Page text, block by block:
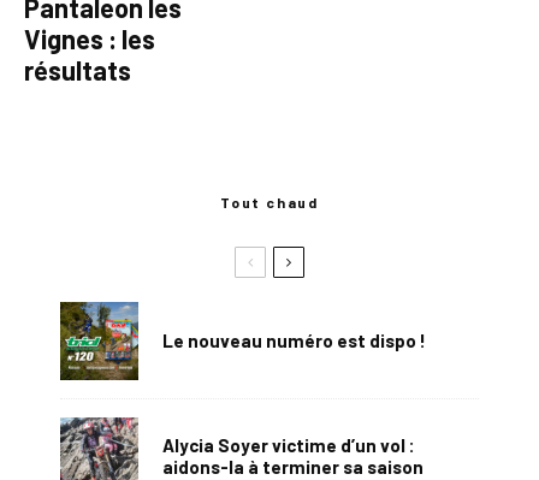
Pantaleon les
Vignes : les
résultats
Tout chaud
Le nouveau numéro est dispo !
Alycia Soyer victime d’un vol :
aidons-la à terminer sa saison